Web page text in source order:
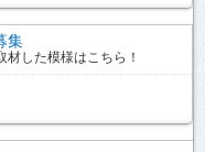
集
した模様はこちら！